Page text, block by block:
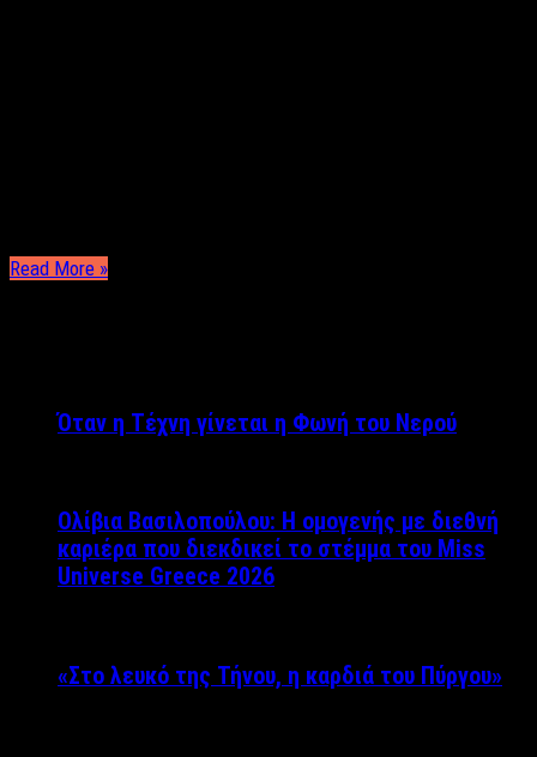
Read More »
Όταν η Τέχνη γίνεται η Φωνή του Νερού
Ολίβια Βασιλοπούλου: Η ομογενής με διεθνή
καριέρα που διεκδικεί το στέμμα του Miss
Universe Greece 2026
«Στο λευκό της Τήνου, η καρδιά του Πύργου»